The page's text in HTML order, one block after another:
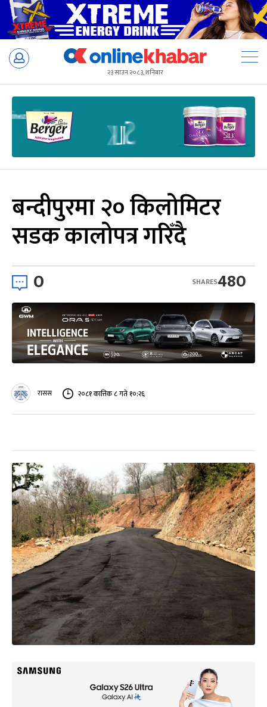
Skip
२३ साउन २०८३, शनिबार
बन्दीपुरमा २० किलोमिटर
सडक कालोपत्र गरिँदै
0 480
SHARES
रासस २०८१ कात्तिक ८ गते १०:२६